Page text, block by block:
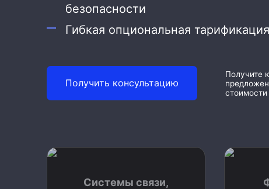
безопасности
Гибкая опциональная
Получить консультацию
Получите
Системы связи,